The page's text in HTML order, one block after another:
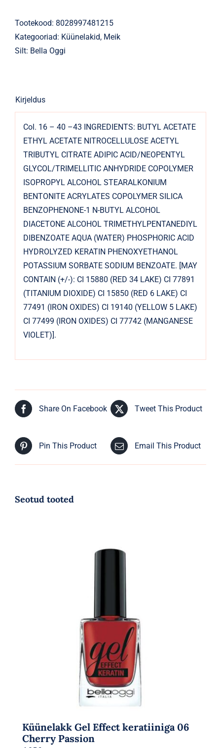
keratiiniga
43
Ladylike
Tootekood: 8028997481215
Kategooriad: Küünelakid, Meik
Silt: Bella Oggi
Kirjeldus
Col. 16 – 40 –43 INGREDIENTS: BUTYL ACETATE
ETHYL ACETATE NITROCELLULOSE ACETYL
TRIBUTYL CITRATE ADIPIC ACID/NEOPENTYL
GLYCOL/TRIMELLITIC ANHYDRIDE COPOLYMER
ISOPROPYL ALCOHOL STEARALKONIUM
BENTONITE ACRYLATES COPOLYMER SILICA
BENZOPHENONE-1 N-BUTYL ALCOHOL
DIACETONE ALCOHOL TRIMETHYLPENTANEDIYL
DIBENZOATE AQUA (WATER) PHOSPHORIC ACID
HYDROLYZED KERATIN PHENOXYETHANOL
POTASSIUM SORBATE SODIUM BENZOATE. [MAY
CONTAIN (+/-): CI 15880 (RED 34 LAKE) CI 77891
(TITANIUM DIOXIDE) CI 15850 (RED 6 LAKE) CI
77491 (IRON OXIDES) CI 19140 (YELLOW 5 LAKE)
CI 77499 (IRON OXIDES) CI 77742 (MANGANESE
VIOLET)].
Share On Facebook Tweet This Product
Pin This Product Email This Product
Seotud tooted
Küünelakk Gel Effect keratiiniga 06
Cherry Passion